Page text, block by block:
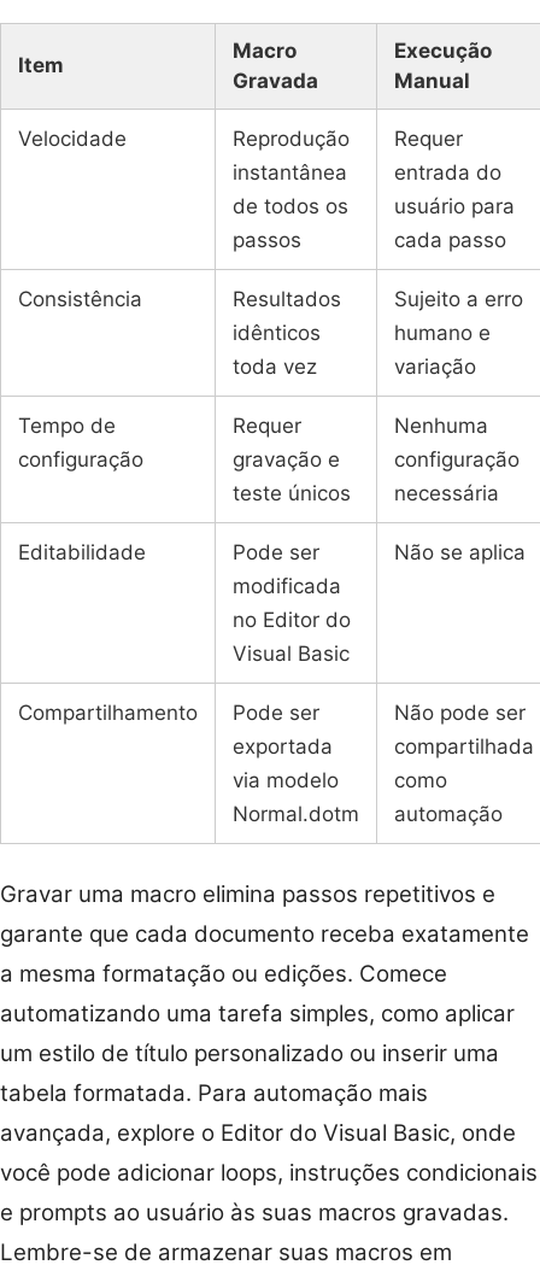
Item
Macro
Gravada
Execução
Manual
Velocidade
Reprodução
instantânea
de todos os
passos
Requer
entrada do
usuário para
cada passo
Consistência
Resultados
idênticos
toda vez
Sujeito a erro
humano e
variação
Tempo de
configuração
Requer
gravação e
teste únicos
Nenhuma
configuração
necessária
Editabilidade
Pode ser
modificada
no Editor do
Visual Basic
Não se aplica
Compartilhamento
Pode ser
exportada
via modelo
Normal.dotm
Não pode ser
compartilhada
como
automação
Gravar uma macro elimina passos repetitivos e
garante que cada documento receba exatamente
a mesma formatação ou edições. Comece
automatizando uma tarefa simples, como aplicar
um estilo de título personalizado ou inserir uma
tabela formatada. Para automação mais
avançada, explore o Editor do Visual Basic, onde
você pode adicionar loops, instruções condicionais
e prompts ao usuário às suas macros gravadas.
Lembre-se de armazenar suas macros em